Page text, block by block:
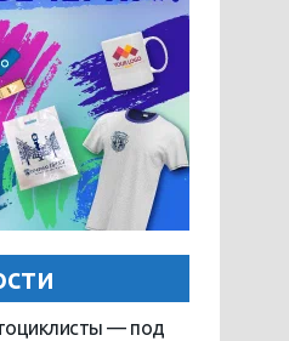
— под